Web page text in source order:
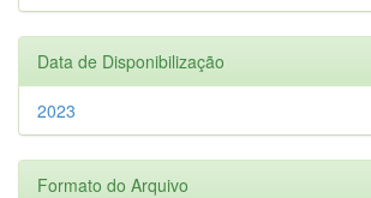
Data de Disponibilização
2023
Formato do Arquivo